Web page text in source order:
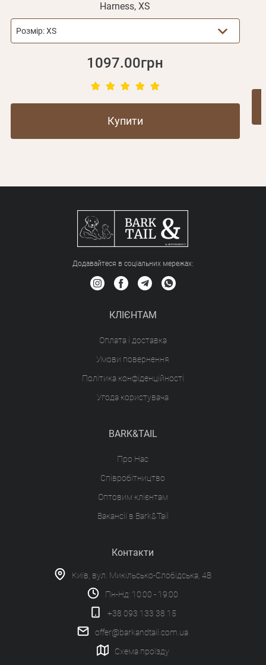
Harness, XS
Розмір:XS
1097.00грн
Купити
Додавайтеся в соціальних мережах:
КЛІЄНТАМ
Оплата і доставка
Умови повернення
Політика конфіденційності
Угода користувача
BARK&TAIL
Про Нас
Співробітництво
Оптовим клієнтам
Вакансії в Bark&Tail
Контакти
Київ, вул. Микільсько-Слобідська, 4В
Пн-Нд: 10:00 - 19:00
+38 093 133 38 15
offer@barkandtail.com.ua
Схема проїзду
Зареєструватися